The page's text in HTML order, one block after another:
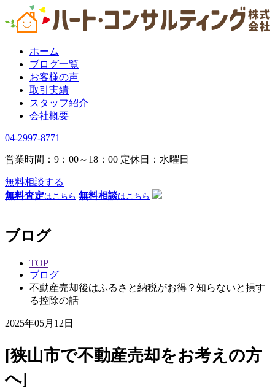
ホーム
ブログ一覧
お客様の声
取引実績
スタッフ紹介
会社概要
04-2997-8771
営業時間：9：00～18：00 定休日：水曜日
無料相談する
無料査定はこちら 無料相談はこちら
ブログ
TOP
ブログ
不動産売却後はふるさと納税がお得？知らないと損す
る控除の話
2025年05月12日
[狭山市で不動産売却をお考えの方
へ]